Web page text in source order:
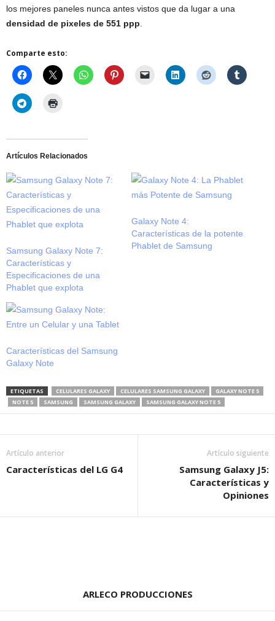
los mejores paneles nunca antes vistos que da lugar a una
densidad de pixeles de 551 ppp
Comparte esto:
Artículos Relacionados
Samsung Galaxy Note 7:
Características y
Especificaciones de una
Phablet que explota
Galaxy Note 4:
Características de la potente
Phablet de Samsung
Características del Samsung
Galaxy Note
ETIQUETAS CELULARES GALAXY CELULARES SAMSUNG GALAXY
GALAXY NOTE 5
NOTE 5
SAMSUNG SAMSUNG GALAXY SAMSUNG GALAXY NOTE 5
Artículo anterior
Características del LG G4
Artículo siguiente
Samsung Galaxy J5:
Características y
Opiniones
ARLECO PRODUCCIONES